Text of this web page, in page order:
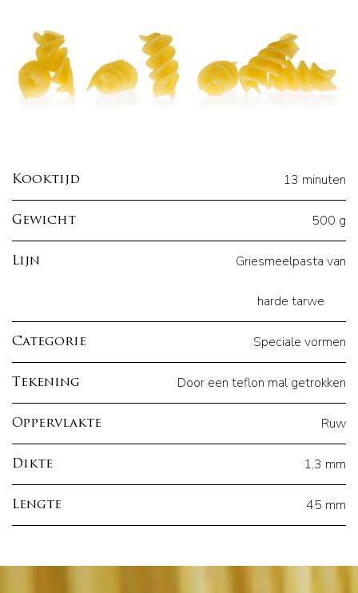
Kooktijd 13 minuten
Gewicht 500 g
Lijn Griesmeelpasta van
harde tarwe
Categorie Speciale vormen
Tekening Door een teflon mal getrokken
Oppervlakte Ruw
Dikte 1,3 mm
Lengte 45 mm